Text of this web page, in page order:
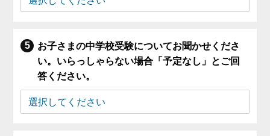
お子さまの中学校受験についてお聞かせくださ
い。いらっしゃらない場合「予定なし」とご回
答ください。